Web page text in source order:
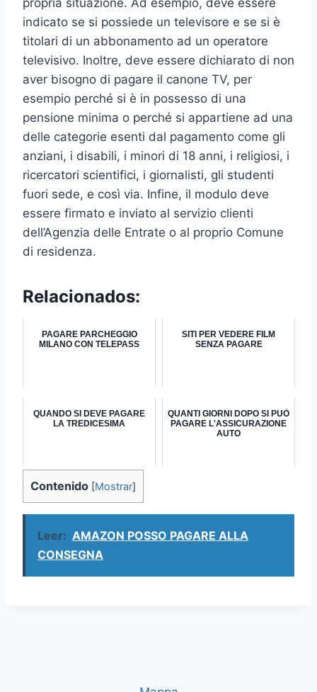
indicato se si possiede un televisore e se si è
titolari di un abbonamento ad un operatore
televisivo. Inoltre, deve essere dichiarato di non
aver bisogno di pagare il canone TV, per
esempio perché si è in possesso di una
pensione minima o perché si appartiene ad una
delle categorie esenti dal pagamento come gli
anziani, i disabili, i minori di 18 anni, i religiosi, i
ricercatori scientifici, i giornalisti, gli studenti
fuori sede, e così via. Infine, il modulo deve
essere firmato e inviato al servizio clienti
dell’Agenzia delle Entrate o al proprio Comune
di residenza.
Relacionados:
PAGARE PARCHEGGIO
MILANO CON TELEPASS
SITI PER VEDERE FILM
SENZA PAGARE
QUANDO SI DEVE PAGARE
LA TREDICESIMA
QUANTI GIORNI DOPO SI PUÒ
PAGARE L'ASSICURAZIONE
AUTO
Contenido [Mostrar]
Leer: AMAZON POSSO PAGARE ALLA
CONSEGNA